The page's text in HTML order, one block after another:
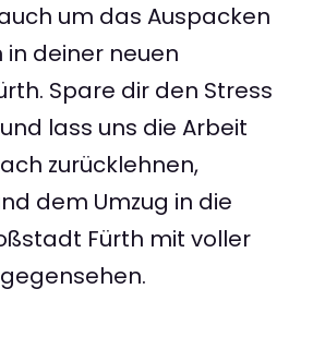
um das Auspacken
in deiner neuen
Spare dir den Stress
lass uns die Arbeit
zurücklehnen,
dem Umzug in die
Fürth mit voller